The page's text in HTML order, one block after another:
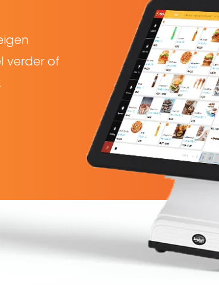
verder of